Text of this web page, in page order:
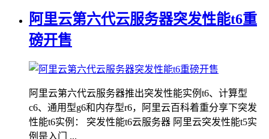
阿里云第六代云服务器突发性能t6重
磅开售
阿里云第六代云服务器推出突发性能实例t6、计算型
c6、通用型g6和内存型r6，阿里云百科着重分享下突发
性能t6实例： 突发性能t6云服务器 阿里云突发性能t5实
例是入门 ...